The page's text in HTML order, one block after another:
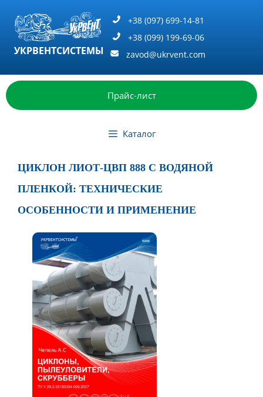
содержимому
УКРВЕНТСИСТЕМЫ
+38 (097) 699-14-81
+38 (099) 199-69-06
zavod@ukrvent.com
Прайс-лист
Каталог
ЦИКЛОН ЛИОТ-ЦВП 888 С ВОДЯНОЙ
ПЛЕНКОЙ: ТЕХНИЧЕСКИЕ
ОСОБЕННОСТИ И ПРИМЕНЕНИЕ